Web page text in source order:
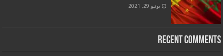
يونيو 29, 2021
Recent Comments